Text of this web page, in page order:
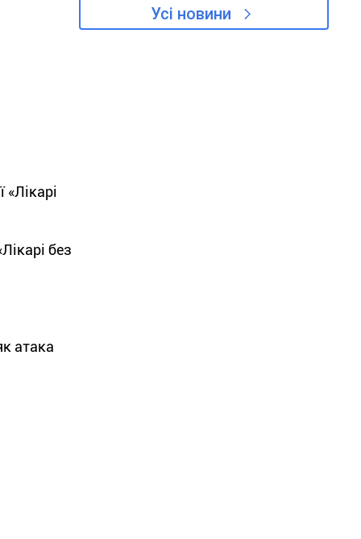
без
атака
Усі новини